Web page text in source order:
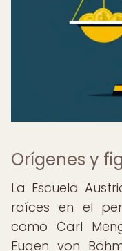
Orígenes y
La Escuela
raíces en el
como Carl
Eugen von